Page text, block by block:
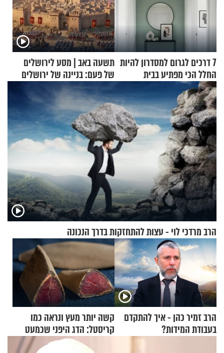
7 דרכים לגרום למסדרון להיות
החלל הכי מפתיע בבית
תשעה באב | מסע לירושלים
של פעם: בניינה של ירושלים
הרב מרדכי לוי - עצות להתחזקות בדרך הנכונה
הרב זמיר כהן - איך להתקדם
בעבודת המידות?
קשה יותר מעץ ונראה כמו
קריסטל: הדג היפני שכמעט
בלתי אפשרי לחתוך